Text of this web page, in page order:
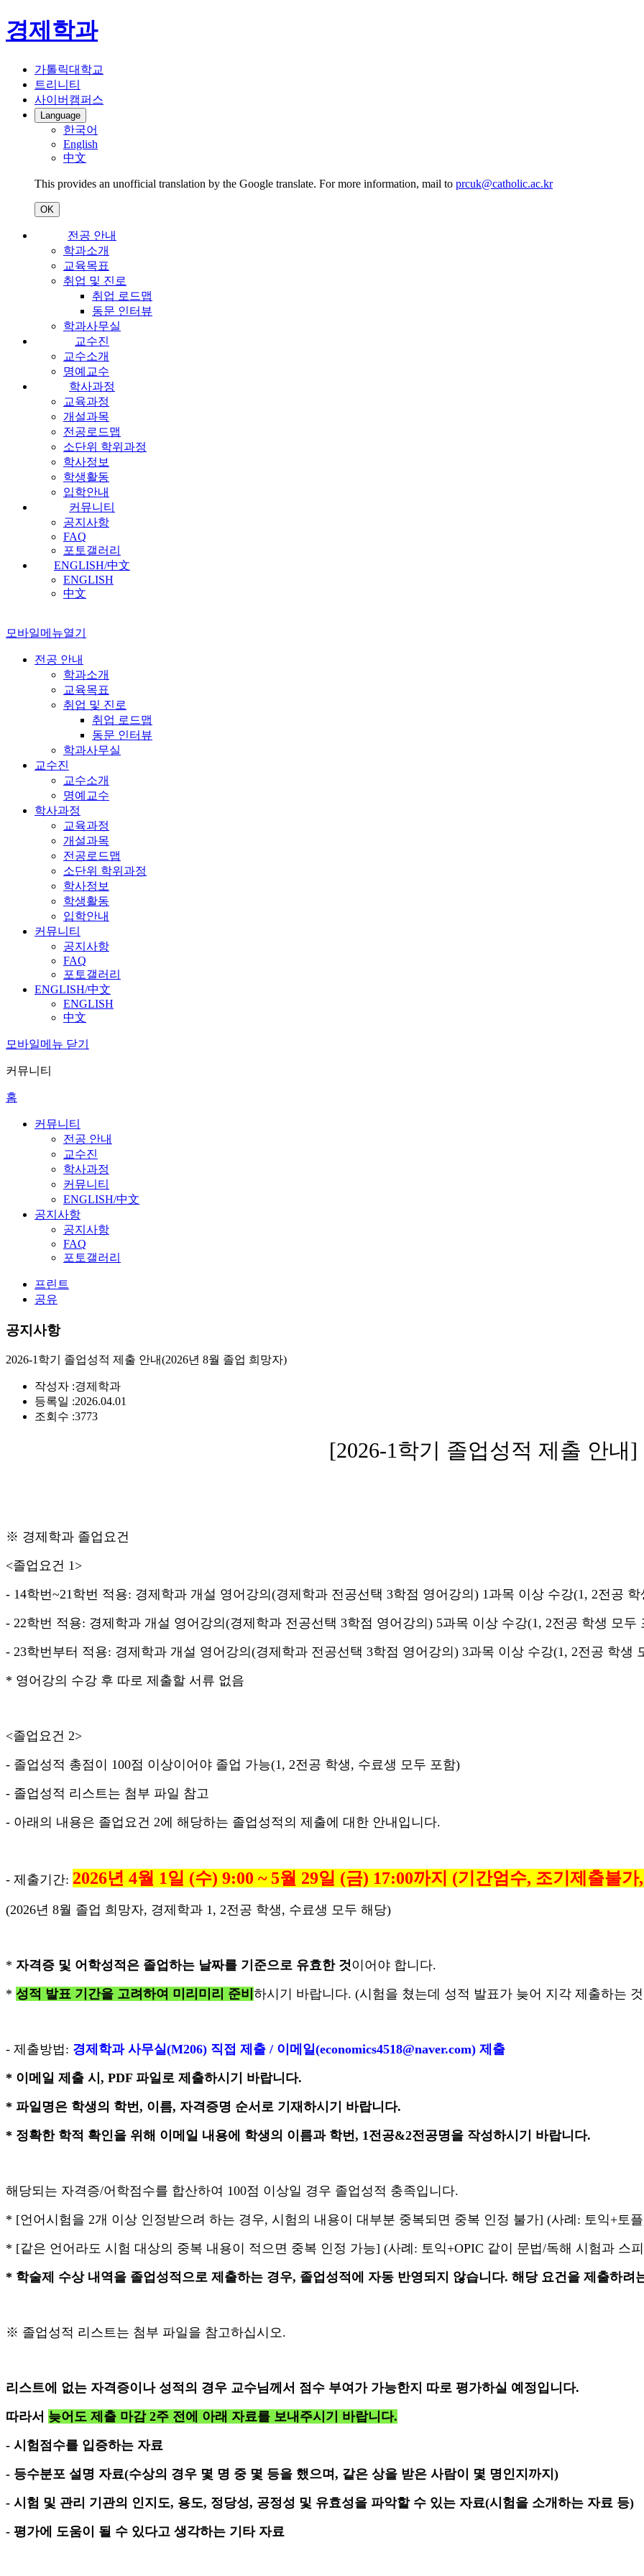
경제학과
가톨릭대학교
트리니티
사이버캠퍼스
Language
한국어
English
中文
This provides an unofficial translation by the Google translate. For more information, mail to prcuk@catholic.ac.kr
OK
전공 안내
학과소개
교육목표
취업 및 진로
취업 로드맵
동문 인터뷰
학과사무실
교수진
교수소개
명예교수
학사과정
교육과정
개설과목
전공로드맵
소단위 학위과정
학사정보
학생활동
입학안내
커뮤니티
공지사항
FAQ
포토갤러리
ENGLISH/中文
ENGLISH
中文
모바일메뉴열기
전공 안내
학과소개
교육목표
취업 및 진로
취업 로드맵
동문 인터뷰
학과사무실
교수진
교수소개
명예교수
학사과정
교육과정
개설과목
전공로드맵
소단위 학위과정
학사정보
학생활동
입학안내
커뮤니티
공지사항
FAQ
포토갤러리
ENGLISH/中文
ENGLISH
中文
모바일메뉴 닫기
커뮤니티
홈
커뮤니티
전공 안내
교수진
학사과정
커뮤니티
ENGLISH/中文
공지사항
공지사항
FAQ
포토갤러리
프린트
공유
공지사항
2026-1학기 졸업성적 제출 안내(2026년 8월 졸업 희망자)
작성자 :경제학과
등록일 :2026.04.01
조회수 :3773
[2026-1 학기 졸업성적 제출 안내]
※ 경제학과 졸업요건
<졸업요건 1>
- 14학번~21학번 적용: 경제학과 개설 영어강의(경제학과 전공선택 3학점 영어강의) 1과목 이상 수강(1, 2전공
- 22학번 적용: 경제학과 개설 영어강의(경제학과 전공선택 3학점 영어강의) 5과목 이상 수강(1, 2전공 학생 모두
- 23학번부터 적용: 경제학과 개설 영어강의(경제학과 전공선택 3학점 영어강의) 3과목 이상 수강(1, 2전공 학생
* 영어강의 수강 후 따로 제출할 서류 없음
<졸업요건 2>
- 졸업성적 총점이 100점 이상이어야 졸업 가능(1, 2전공 학생, 수료생 모두 포함)
- 졸업성적 리스트는 첨부 파일 참고
- 아래의 내용은 졸업요건 2에 해당하는 졸업성적의 제출에 대한 안내입니다.
- 제출기간: 2026년 4월 1일 (수) 9:00 ~ 5월 29일 (금) 17:00까지 (기간엄수, 조기제출불가,
(2026년 8월 졸업 희망자, 경제학과 1, 2전공 학생, 수료생 모두 해당)
* 자격증 및 어학성적은 졸업하는 날짜를 기준으로 유효한 것이어야 합니다.
* 성적 발표 기간을 고려하여 미리미리 준비 하시기 바랍니다. (시험을 쳤는데 성적 발표가 늦어 지각 제출하는
- 제출방법: 경제학과 사무실(M206) 직접 제출 / 이메일(economics4518@naver.com) 제출
* 이메일 제출 시, PDF 파일로 제출하시기 바랍니다.
* 파일명은 학생의 학번, 이름, 자격증명 순서로 기재하시기 바랍니다.
* 정확한 학적 확인을 위해 이메일 내용에 학생의 이름과 학번, 1전공&2전공명을 작성하시기 바랍니다.
해당되는 자격증/어학점수를 합산하여 100점 이상일 경우 졸업성적 충족입니다.
* [언어시험을 2개 이상 인정받으려 하는 경우, 시험의 내용이 대부분 중복되면 중복 인정 불가] (사례: 토익+토
* [같은 언어라도 시험 대상의 중복 내용이 적으면 중복 인정 가능] (사례: 토익+OPIC 같이 문법/독해 시험과 스
* 학술제 수상 내역을 졸업성적으로 제출하는 경우, 졸업성적에 자동 반영되지 않습니다. 해당 요건을 제출하려
※ 졸업성적 리스트는 첨부 파일을 참고하십시오.
리스트에 없는 자격증이나 성적의 경우 교수님께서 점수 부여가 가능한지 따로 평가하실 예정입니다.
따라서 늦어도 제출 마감 2주 전에 아래 자료를 보내주시기 바랍니다.
- 시험점수를 입증하는 자료
- 등수분포 설명 자료(수상의 경우 몇 명 중 몇 등을 했으며 , 같은 상을 받은 사람이 몇 명인지까지 )
- 시험 및 관리 기관의 인지도, 용도, 정당성, 공정성 및 유효성을 파악할 수 있는 자료(시험을 소개하는 자료 등)
- 평가에 도움이 될 수 있다고 생각하는 기타 자료